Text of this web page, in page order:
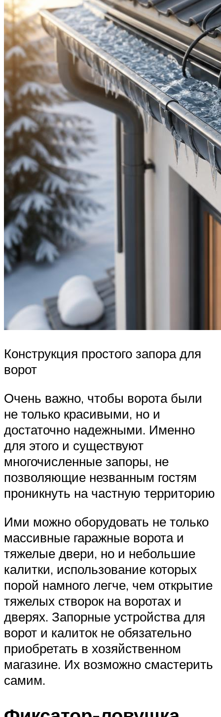
Конструкция простого запора для
ворот
Очень важно, чтобы ворота были
не только красивыми, но и
достаточно надежными. Именно
для этого и существуют
многочисленные запоры, не
позволяющие незванным гостям
проникнуть на частную территорию
Ими можно оборудовать не только
массивные гаражные ворота и
тяжелые двери, но и небольшие
калитки, использование которых
порой намного легче, чем открытие
тяжелых створок на воротах и
дверях. Запорные устройства для
ворот и калиток не обязательно
приобретать в хозяйственном
магазине. Их возможно смастерить
самим.